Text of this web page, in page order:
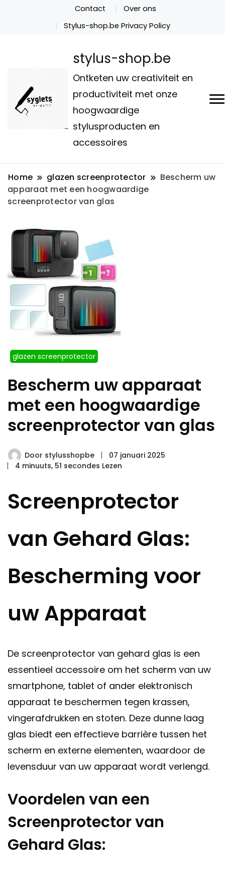
Contact
Over ons
Stylus-shop.be Privacy Policy
stylus-shop.be
Ontketen uw creativiteit en
productiviteit met onze
hoogwaardige
stylusproducten en
accessoires
Home glazen screenprotector
Bescherm uw
apparaat met een hoogwaardige
screenprotector van glas
glazen screenprotector
Bescherm uw apparaat
met een hoogwaardige
screenprotector van glas
Door stylusshopbe
07 januari 2025
4 minuuts, 51 secondes Lezen
Screenprotector
van Gehard Glas:
Bescherming voor
uw Apparaat
De screenprotector van gehard glas is een
essentieel accessoire om het scherm van uw
smartphone, tablet of ander elektronisch
apparaat te beschermen tegen krassen,
vingerafdrukken en stoten. Deze dunne laag
glas biedt een effectieve barrière tussen het
scherm en externe elementen, waardoor de
levensduur van uw apparaat wordt verlengd.
Voordelen van een
Screenprotector van
Gehard Glas: